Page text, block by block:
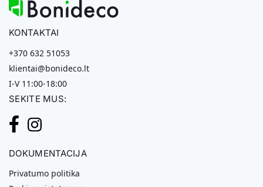
KONTAKTAI
+370 632 51053
klientai@bonideco.lt
I-V 11:00-18:00
SEKITE MUS:
DOKUMENTACIJA
Privatumo politika